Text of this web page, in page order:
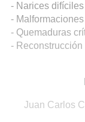
- Narices difíciles
-
- Quemaduras
-
Juan Carlos